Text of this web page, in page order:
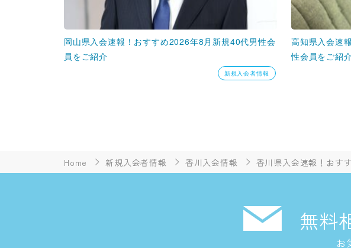
岡山県入会速報！おすすめ2026年8月新規40代男性会
員をご紹介
新規入会者情報
高知県入会速
性会員をご紹
Home 新規入会者情報 香川入会情報 香川県入会速報！おす
無料
お